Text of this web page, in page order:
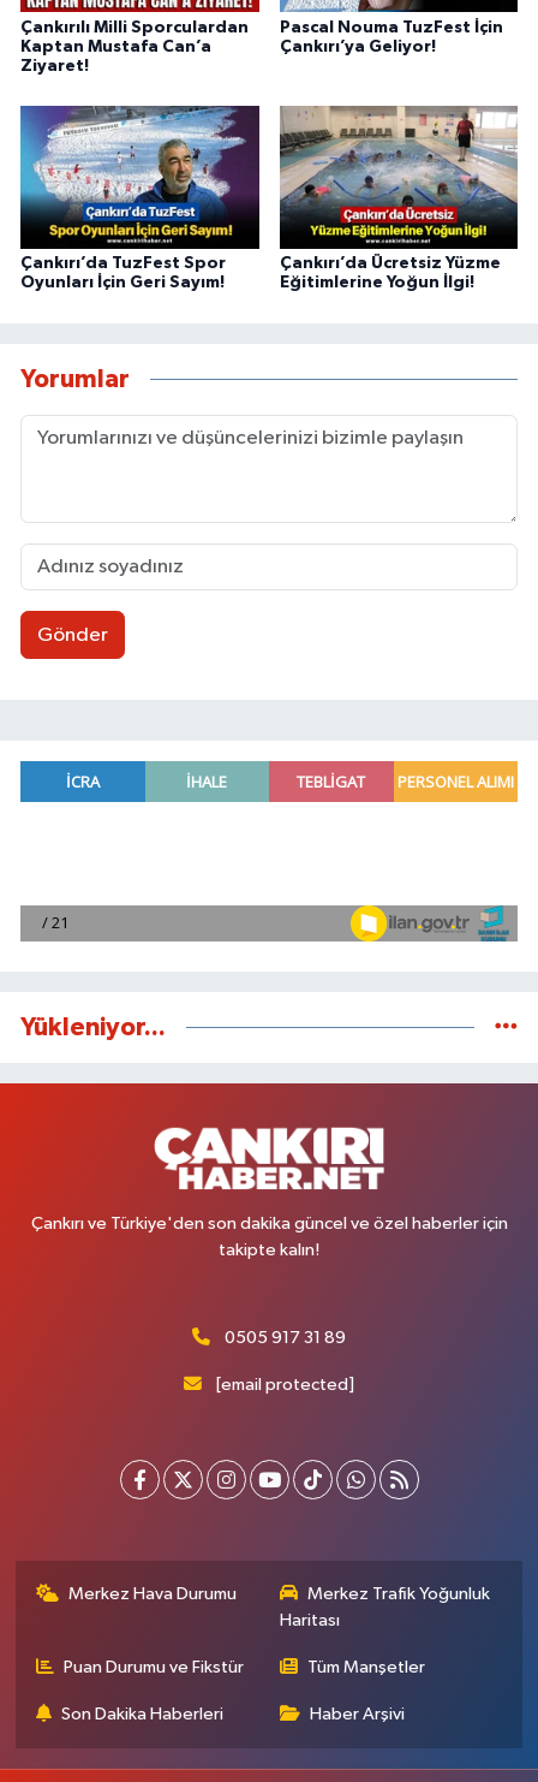
Çankırılı Milli Sporculardan
Kaptan Mustafa Can’a
Ziyaret!
Pascal Nouma TuzFest İçin
Çankırı’ya Geliyor!
Çankırı’da TuzFest Spor
Oyunları İçin Geri Sayım!
Çankırı’da Ücretsiz Yüzme
Eğitimlerine Yoğun İlgi!
Yorumlar
Gönder
Yükleniyor...
Çankırı ve Türkiye'den son dakika güncel ve özel haberler için
takipte kalın!
0505 917 31 89
[email protected]
Merkez Hava Durumu
Merkez Trafik Yoğunluk
Haritası
Puan Durumu ve Fikstür Tüm Manşetler
Son Dakika Haberleri Haber Arşivi